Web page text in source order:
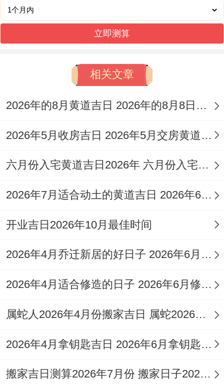
立即测算
相关文章
2026年的8月黄道吉日 2026年的8月8日是星期几
2026年5月收房吉日 2026年5月交房黄道吉日
六月份入宅黄道吉日2026年 六月份入宅黄道吉日查询
2026年7月适合动土的黄道吉日 2026年6月动土的黄道吉日
开业吉日2026年10月最佳时间
2026年4月乔迁新居的好日子 2026年6月乔迁入宅最好的日子
2026年4月适合修造的日子 2026年6月修造吉日
属蛇人2026年4月份搬家吉日 属蛇2026年4月最佳乔迁日期
2026年4月拿钥匙吉日 2026年6月拿钥匙的日子
搬家吉日测算2026年7月份 搬家日子2026年6月黄道吉日